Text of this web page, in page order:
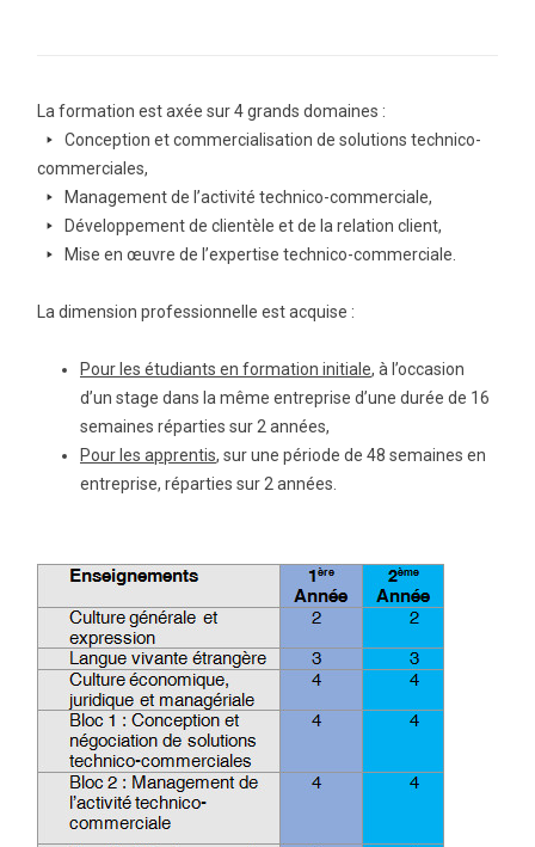
La formation est axée sur 4 grands domaines :
arrow-
right
Conception et commercialisation de solutions technico-
commerciales,
arrow-
right
Management de l’activité technico-commerciale,
arrow-
right
Développement de clientèle et de la relation client,
arrow-
Mise en œuvre de l’expertise technico-commerciale.
La dimension professionnelle est acquise :
Pour les étudiants en formation initiale, à l’occasion
d’un stage dans la même entreprise d’une durée de 16
semaines réparties sur 2 années,
Pour les apprentis, sur une période de 48 semaines en
entreprise, réparties sur 2 années.